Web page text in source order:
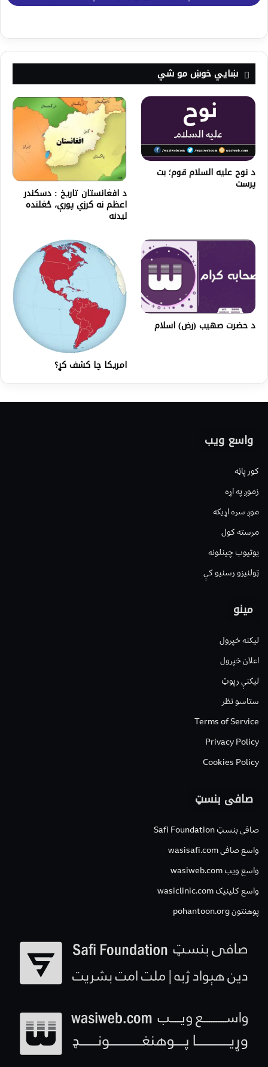
ښايي خوښ مو شي
د نوح علیه السلام قوم؛ بت
پرست
د افغانستان تاریخ : دسکندر
اعظم نه کرزي پورې، ځغلنده
لیدنه
د حضرت صهيب (رض) اسلام
امریکا چا کشف کړ؟
واسع ویب
کور پاڼه
زموږ په اړه
موږ سره اړیکه
مرسته کول
یوتیوب چینلونه
ټولنیزو رسنیو کې
مینو
لیکنه خپرول
اعلان خپرول
لیکنې رپوټ
ستاسو نظر
Terms of Service
Privacy Policy
Cookies Policy
صافی بنسټ
صافی بنسټ Safi Foundation
واسع صافی wasisafi.com
واسع ویب wasiweb.com
واسع کلینیک wasiclinic.com
پوهنتون pohantoon.org